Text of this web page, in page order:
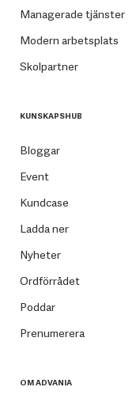
Managerade tjänster
Modern arbetsplats
Skolpartner
KUNSKAPSHUB
Bloggar
Event
Kundcase
Ladda ner
Nyheter
Ordförrådet
Poddar
Prenumerera
OM ADVANIA